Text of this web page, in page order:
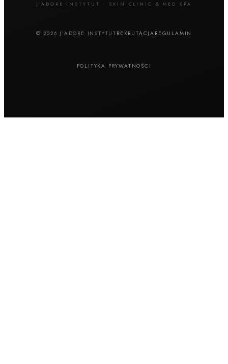
J’ADORE INSTYTUT · SKIN CLINIC & MED SPA
© 2026 J’ADORE INSTYTUT REKRUTACJA REGULAMIN
POLITYKA PRYWATNOŚCI